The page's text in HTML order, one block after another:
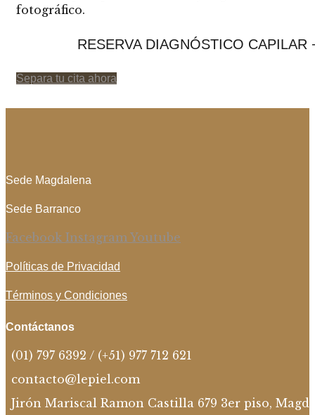
fotográfico.
RESERVA DIAGNÓSTICO CAPILAR
Separa tu cita ahora
Sede Magdalena
Sede Barranco
Facebook Instagram Youtube
Políticas de Privacidad
Términos y Condiciones
Contáctanos
(01) 797 6392 / (+51) 977 712 621
contacto@lepiel.com
Jirón Mariscal Ramon Castilla 679 3er piso,